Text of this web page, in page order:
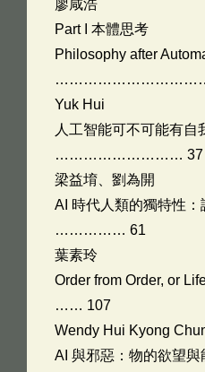
廖咸浩
Part I 本體思考
Philosophy after
……………………………
Yuk Hui
人工智能可不可能有自
……………………… 37
梁益堉、劉為開
AI 時代人類的獨特性
…………… 61
葉素玲
Order from Order, or
…… 107
Wendy Hui Kyong
AI 與邪惡：物的欲望與